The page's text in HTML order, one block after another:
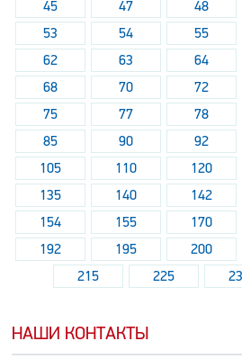
45 47 48
53
54 55
62
63 64
68
70 72
75
77 78
85
90 92
105
110 120
135
140 142
154
155 170
192
195 200
215
225
НАШИ КОНТАКТЫ